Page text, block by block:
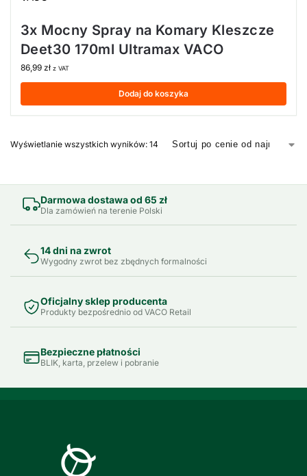
3x Mocny Spray na Komary Kleszcze
Deet30 170ml Ultramax VACO
86,99 zł z VAT
Dodaj do koszyka
Wyświetlanie wszystkich wyników: 14
Darmowa dostawa od 65 zł
Dla zamówień na terenie Polski
14 dni na zwrot
Wygodny zwrot bez zbędnych formalności
Oficjalny sklep producenta
Produkty bezpośrednio od VACO Retail
Bezpieczne płatności
BLIK, karta, przelew i pobranie